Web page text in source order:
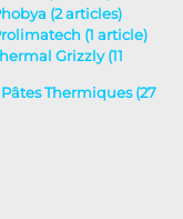
(2 articles)
(1 article)
Grizzly (11
Thermiques (27